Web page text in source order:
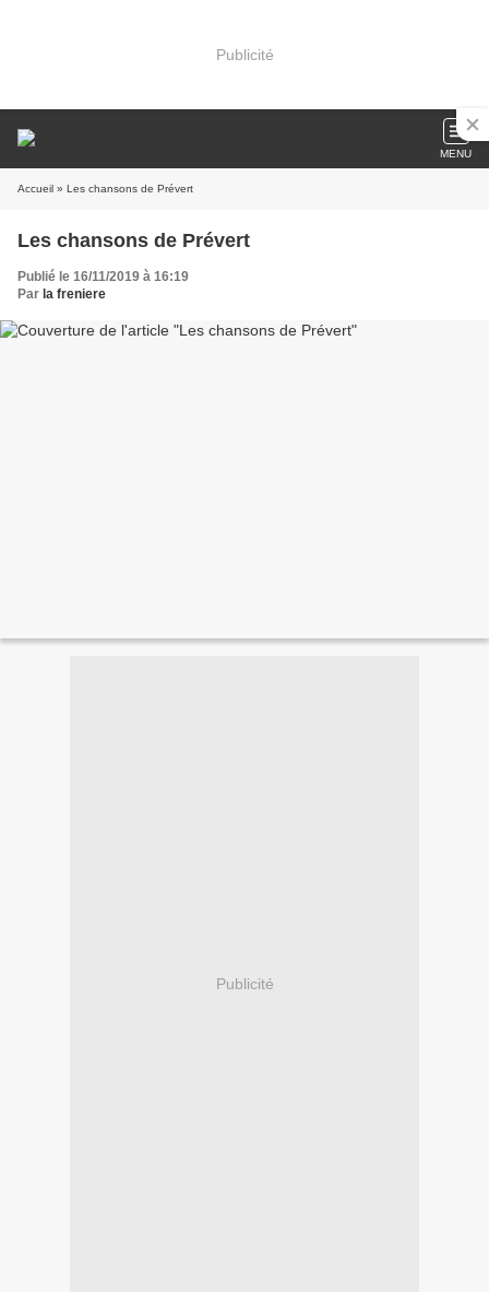
Publicité
MENU
Accueil » Les chansons de Prévert
Les chansons de Prévert
Publié le 16/11/2019 à 16:19
Par la freniere
Publicité